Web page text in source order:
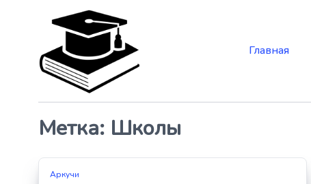
Skip
to
Главная
Метка: Школы
Аркучи